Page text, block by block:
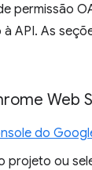
permissão
API. As
Web
do
projeto ou